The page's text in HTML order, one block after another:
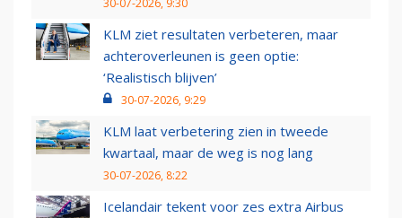
30-07-2026, 9:30
KLM ziet resultaten verbeteren, maar
achteroverleunen is geen optie:
‘Realistisch blijven’
30-07-2026, 9:29
KLM laat verbetering zien in tweede
kwartaal, maar de weg is nog lang
30-07-2026, 8:22
Icelandair tekent voor zes extra Airbus